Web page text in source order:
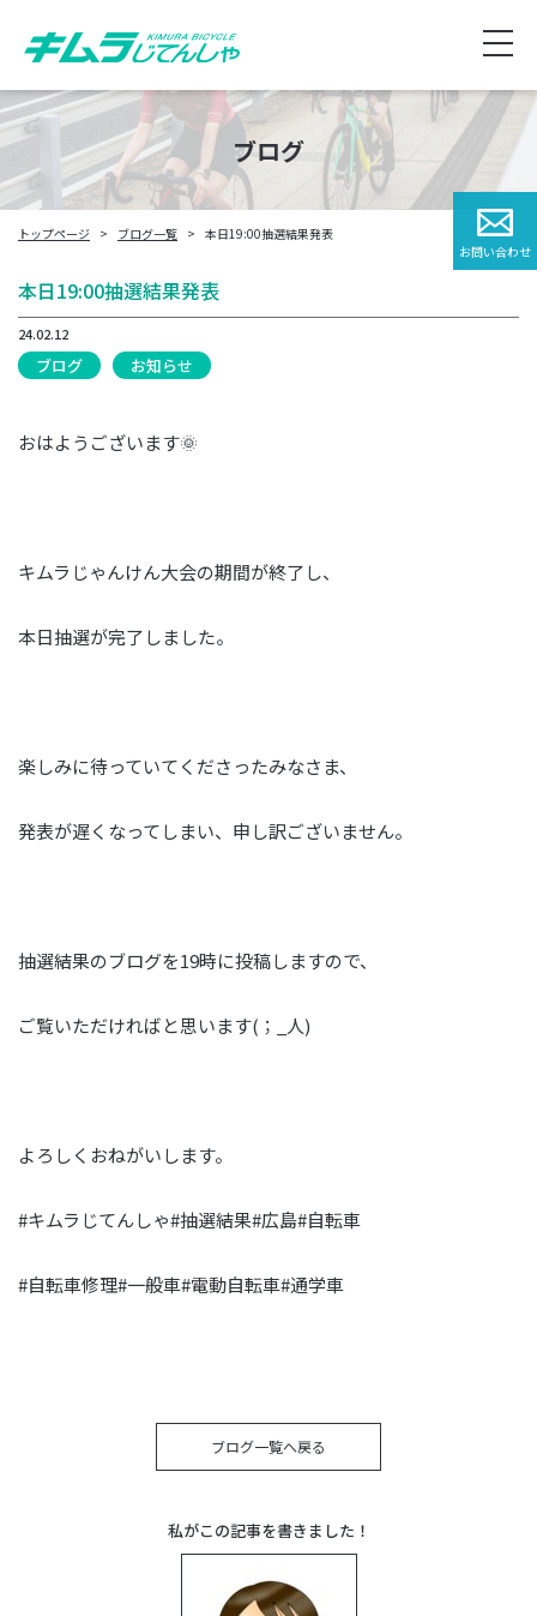
ブログ
トップページ ブログ一覧 本日19:00抽選結果発表
本日19:00抽選結果発表
24.02.12
ブログ お知らせ
おはようございます🌞
キムラじゃんけん大会の期間が終了し、
本日抽選が完了しました。
楽しみに待っていてくださったみなさま、
発表が遅くなってしまい、申し訳ございません。
抽選結果のブログを19時に投稿しますので、
ご覧いただければと思います( ；_ 人)
よろしくおねがいします。
#キムラじてんしゃ#抽選結果#広島#自転車
#自転車修理#一般車#電動自転車#通学車
ブログ一覧へ戻る
私がこの記事を書きました！
お問い合わせ